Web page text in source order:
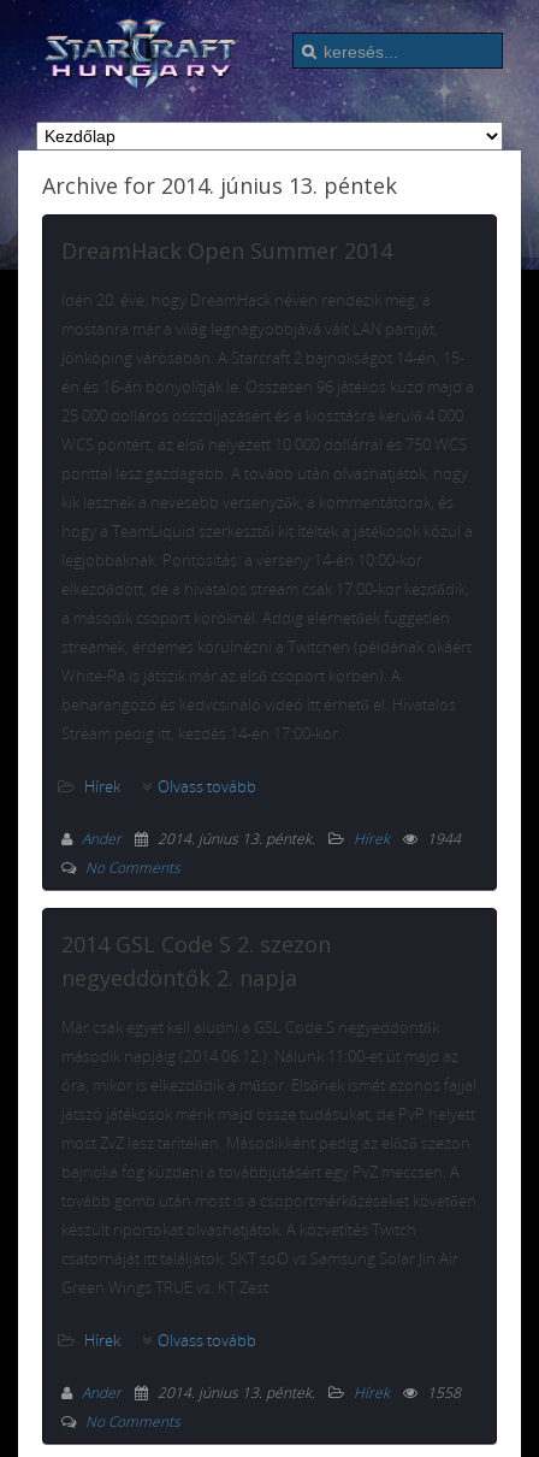
Archive for 2014. június 13. péntek
DreamHack Open Summer 2014
Idén 20. éve, hogy DreamHack néven rendezik meg, a
mostanra már a világ legnagyobbjává vált LAN partiját,
Jönköping városában. A Starcraft 2 bajnokságot 14-én, 15-
én és 16-án bonyolítják le. Összesen 96 játékos küzd majd a
25 000 dolláros összdíjazásért és a kiosztásra kerülő 4 000
WCS pontért, az első helyezett 10 000 dollárral és 750 WCS
ponttal lesz gazdagabb. A tovább után olvashatjátok, hogy
kik lesznek a nevesebb versenyzők, a kommentátorok, és
hogy a TeamLiquid szerkesztői kit ítéltek a játékosok közül a
legjobbaknak. Pontosítás: a verseny 14-én 10:00-kor
elkezdődött, de a hivatalos stream csak 17:00-kor kezdődik,
a második csoport köröknél. Addig elérhetőek független
streamek, érdemes körülnézni a Twitchen (példának okáért
White-Ra is játszik már az első csoport körben). A
beharangozó és kedvcsináló videó itt érhető el. Hivatalos
Stream pedig itt, kezdés 14-én 17:00-kor.
Hírek Olvass tovább
Ander 2014. június 13. péntek. Hírek
1944
No Comments
2014 GSL Code S 2. szezon
negyeddöntők 2. napja
Már csak egyet kell aludni a GSL Code S negyeddöntők
második napjáig (2014.06.12.). Nálunk 11:00-et üt majd az
óra, mikor is elkezdődik a műsor. Elsőnek ismét azonos fajjal
játszó játékosok mérik majd össze tudásukat, de PvP helyett
most ZvZ lesz terítéken. Másodikként pedig az előző szezon
bajnoka fog küzdeni a továbbjutásért egy PvZ meccsen. A
tovább gomb után most is a csoportmérkőzéseket követően
készült riportokat olvashatjátok. A közvetítés Twitch
csatornáját itt találjátok. SKT soO vs Samsung Solar Jin Air
Green Wings TRUE vs. KT Zest
Hírek Olvass tovább
Ander 2014. június 13. péntek. Hírek
1558
No Comments